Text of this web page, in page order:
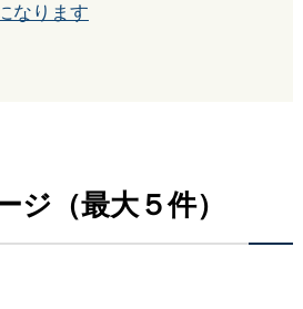
なります
ジ（最大５件）